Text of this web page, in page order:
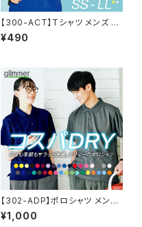
【300-ACT】Tシャツ メンズ レ
ディース 無地 シンプル 薄手 涼
しい 吸汗速乾 UVカット 日除け
ゆったり 体型カバー コンパクト
アウトドア スポーツ ランニング
マラソン 運動会 ジム ウォーキン
グ SALE ％OFF glimmer グリ
マー ドライ Tシャツ
¥490
【302-ADP】ポロシャツ メンズ
レディース ユニセックス キッズ
半袖 ドライ 吸水 速乾 制服 ユ
¥1,000